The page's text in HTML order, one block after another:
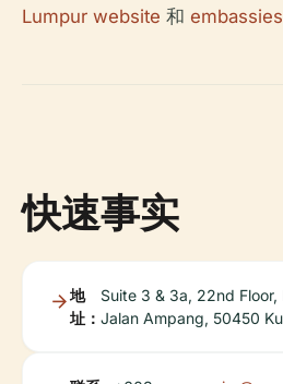
Lumpur website 和
快速事实
地
址：
Suite 3 & 3a, 22nd
Jalan Ampang, 50450